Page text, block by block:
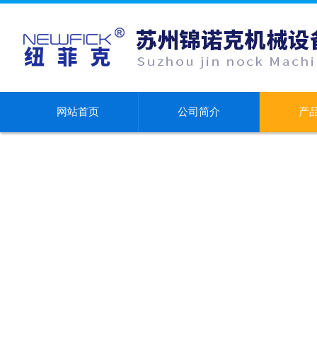
网站首页 公司简介 产